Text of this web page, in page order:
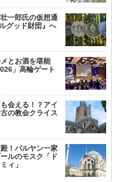
一郎氏の仮想通
グッド財団』へ
とお酒を堪能
」高輪ゲート
会える！？アイ
の教会クライス
！バルヤン一家
ルのモスク「ド
ィ」